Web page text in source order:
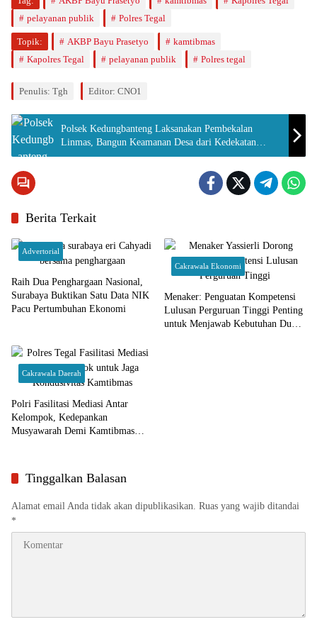
pelayanan publik
Polres Tegal
Topik: AKBP Bayu Prasetyo
kamtibmas
Kapolres Tegal
pelayanan publik Polres tegal
Penulis: Tgh Editor: CNO1
Polsek Kedungbanteng Laksanakan Pembekalan
Linmas, Bangun Keamanan Desa dari Kedekatan
dengan Warga
Berita Terkait
Advertorial
Raih Dua Penghargaan Nasional,
Surabaya Buktikan Satu Data NIK
Pacu Pertumbuhan Ekonomi
Cakrawala Ekonomi
Menaker: Penguatan Kompetensi
Lulusan Perguruan Tinggi Penting
untuk Menjawab Kebutuhan Dunia
Cakrawala Daerah
Polri Fasilitasi Mediasi Antar
Kelompok, Kedepankan
Musyawarah Demi Kamtibmas
Tinggalkan Balasan
Alamat email Anda tidak akan dipublikasikan. Ruas yang wajib ditandai
*